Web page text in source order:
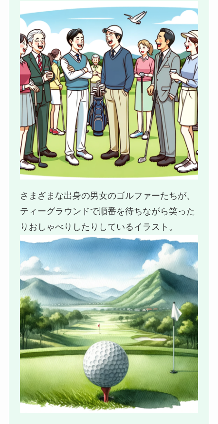
さまざまな出身の男女のゴルファーたちが、
ティーグラウンドで順番を待ちながら笑った
りおしゃべりしたりしているイラスト。